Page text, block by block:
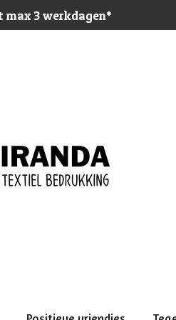
max 3 werkdagen*